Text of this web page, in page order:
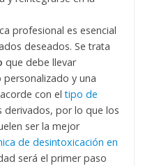
profesional es esencial
deseados. Se trata
que debe llevar
y una
con eltipo de
derivados, por lo que los
ser la mejor
de desintoxicación en
será el primer paso